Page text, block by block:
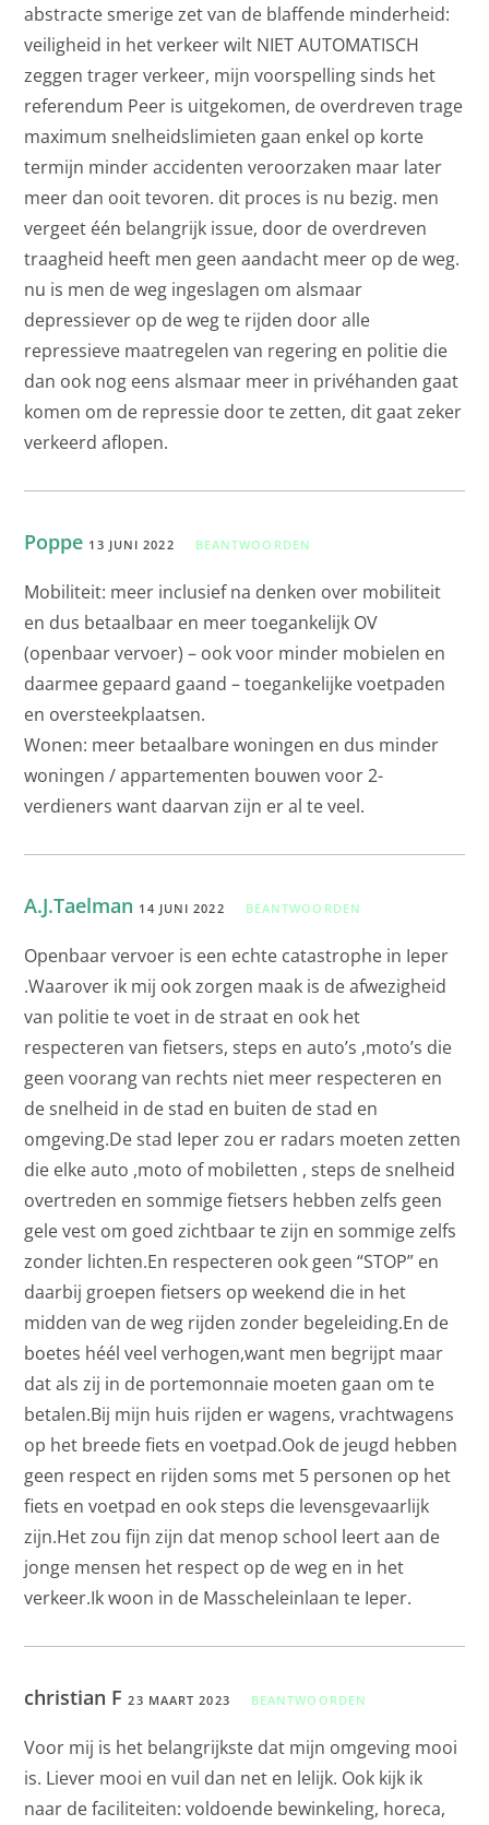
abstracte smerige zet van de blaffende minderheid:
veiligheid in het verkeer wilt NIET AUTOMATISCH
zeggen trager verkeer, mijn voorspelling sinds het
referendum Peer is uitgekomen, de overdreven trage
maximum snelheidslimieten gaan enkel op korte
termijn minder accidenten veroorzaken maar later
meer dan ooit tevoren. dit proces is nu bezig. men
vergeet één belangrijk issue, door de overdreven
traagheid heeft men geen aandacht meer op de weg.
nu is men de weg ingeslagen om alsmaar
depressiever op de weg te rijden door alle
repressieve maatregelen van regering en politie die
dan ook nog eens alsmaar meer in privéhanden gaat
komen om de repressie door te zetten, dit gaat zeker
verkeerd aflopen.
Poppe 13 JUNI 2022 BEANTWOORDEN
Mobiliteit: meer inclusief na denken over mobiliteit
en dus betaalbaar en meer toegankelijk OV
(openbaar vervoer) – ook voor minder mobielen en
daarmee gepaard gaand – toegankelijke voetpaden
en oversteekplaatsen.
Wonen: meer betaalbare woningen en dus minder
woningen / appartementen bouwen voor 2-
verdieners want daarvan zijn er al te veel.
A.J.Taelman 14 JUNI 2022 BEANTWOORDEN
Openbaar vervoer is een echte catastrophe in Ieper
.Waarover ik mij ook zorgen maak is de afwezigheid
van politie te voet in de straat en ook het
respecteren van fietsers, steps en auto’s ,moto’s die
geen voorang van rechts niet meer respecteren en
de snelheid in de stad en buiten de stad en
omgeving.De stad Ieper zou er radars moeten zetten
die elke auto ,moto of mobiletten , steps de snelheid
overtreden en sommige fietsers hebben zelfs geen
gele vest om goed zichtbaar te zijn en sommige zelfs
zonder lichten.En respecteren ook geen “STOP” en
daarbij groepen fietsers op weekend die in het
midden van de weg rijden zonder begeleiding.En de
boetes héél veel verhogen,want men begrijpt maar
dat als zij in de portemonnaie moeten gaan om te
betalen.Bij mijn huis rijden er wagens, vrachtwagens
op het breede fiets en voetpad.Ook de jeugd hebben
geen respect en rijden soms met 5 personen op het
fiets en voetpad en ook steps die levensgevaarlijk
zijn.Het zou fijn zijn dat menop school leert aan de
jonge mensen het respect op de weg en in het
verkeer.Ik woon in de Masscheleinlaan te Ieper.
christian F23 MAART 2023 BEANTWOORDEN
Voor mij is het belangrijkste dat mijn omgeving mooi
is. Liever mooi en vuil dan net en lelijk. Ook kijk ik
naar de faciliteiten: voldoende bewinkeling, horeca,